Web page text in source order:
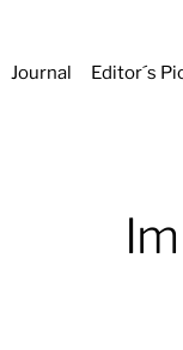
Journal Editor´s